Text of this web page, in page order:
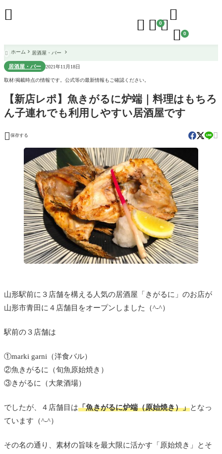
  0

 0

 ホーム 居酒屋・バー
居酒屋・バー 2021年11月18日
取材/掲載時点の情報です。公式等の最新情報もご確認ください。
【新店レポ】魚きがるに炉端｜料理はもちろ
ん子連れでも利用しやすい居酒屋です
 保存する 
山形駅前に３店舗を構える人気の居酒屋「きがるに」のお店が
山形市青田に４店舗目をオープンしました（^-^）
駅前の３店舗は
①marki garni（洋食バル）
②魚きがるに（旬魚原始焼き）
③きがるに（大衆酒場）
でしたが、４店舗目は「魚きがるに炉端（原始焼き）」となっ
ています（^-^）
その名の通り、素材の旨味を最大限に活かす「原始焼き」とそ